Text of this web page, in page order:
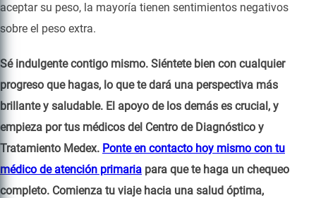
aceptar su peso, la mayoría tienen sentimientos negativos
sobre el peso extra.
Sé indulgente contigo mismo. Siéntete bien con cualquier
progreso que hagas, lo que te dará una perspectiva más
brillante y saludable. El apoyo de los demás es crucial, y
empieza por tus médicos del Centro de Diagnóstico y
Tratamiento Medex. Ponte en contacto hoy mismo con tu
médico de atención primaria para que te haga un chequeo
completo. Comienza tu viaje hacia una salud óptima,